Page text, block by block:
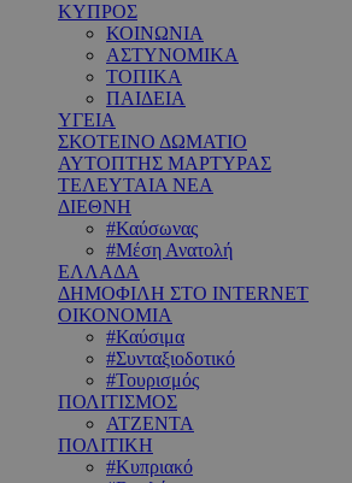
ΚΥΠΡΟΣ
ΚΟΙΝΩΝΙΑ
ΑΣΤΥΝΟΜΙΚΑ
ΤΟΠΙΚΑ
ΠΑΙΔΕΙΑ
ΥΓΕΙΑ
ΣΚΟΤΕΙΝΟ ΔΩΜΑΤΙΟ
ΑΥΤΟΠΤΗΣ ΜΑΡΤΥΡΑΣ
ΤΕΛΕΥΤΑΙΑ ΝΕΑ
ΔΙΕΘΝΗ
#Καύσωνας
#Μέση Ανατολή
ΕΛΛΑΔΑ
ΔΗΜΟΦΙΛΗ ΣΤΟ INTERNET
ΟΙΚΟΝΟΜΙΑ
#Καύσιμα
#Συνταξιοδοτικό
#Τουρισμός
ΠΟΛΙΤΙΣΜΟΣ
ΑΤΖΕΝΤΑ
ΠΟΛΙΤΙΚΗ
#Κυπριακό